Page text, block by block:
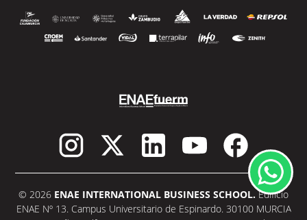
© 2026 ENAE INTERNATIONAL BUSINESS SCHOOL.Edificio
ENAE Nº 13. Campus Universitario de Espinardo. 30100 MURCIA